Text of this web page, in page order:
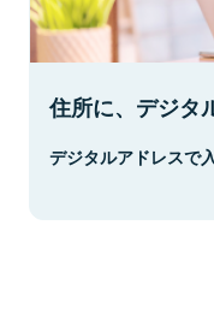
住所に、デジタ
デジタルアドレスで